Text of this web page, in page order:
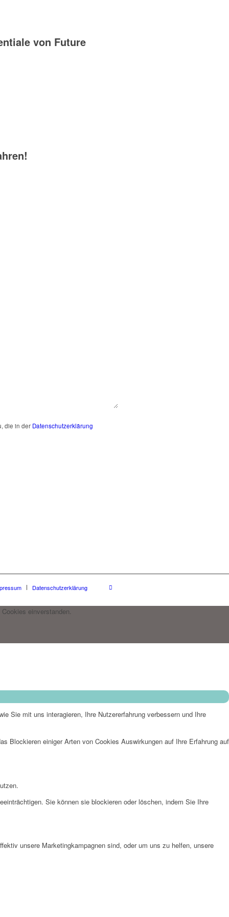
von Future
die in der Datenschutzerklärung
Datenschutzerklärung
einverstanden.
Sie mit uns interagieren, Ihre Nutzererfahrung verbessern und Ihre
Blockieren einiger Arten von Cookies Auswirkungen auf Ihre Erfahrung auf
Sie können sie blockieren oder löschen, indem Sie Ihre
unsere Marketingkampagnen sind, oder um uns zu helfen, unsere